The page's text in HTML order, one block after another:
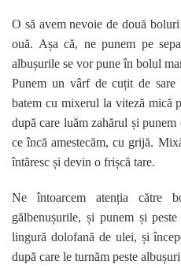
O să avem nevoie de două
ouă. Așa că, ne punem pe
albușurile se vor pune în bolul
Punem un vârf de cuțit de sare
batem cu mixerul la viteză mică
după care luăm zahărul și
ce încă amestecăm, cu grijă.
întăresc și devin o frișcă tare.
Ne întoarcem atenția către
gălbenușurile, și punem și
lingură dolofană de ulei, și
după care le turnăm peste